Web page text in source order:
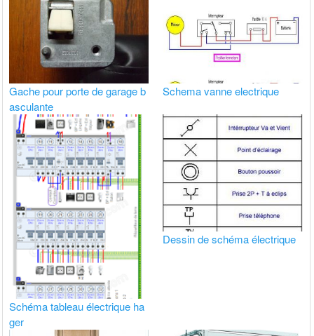
Gache pour porte de garage b
asculante
Schema vanne electrique
Schéma tableau électrique ha
ger
Dessin de schéma électrique